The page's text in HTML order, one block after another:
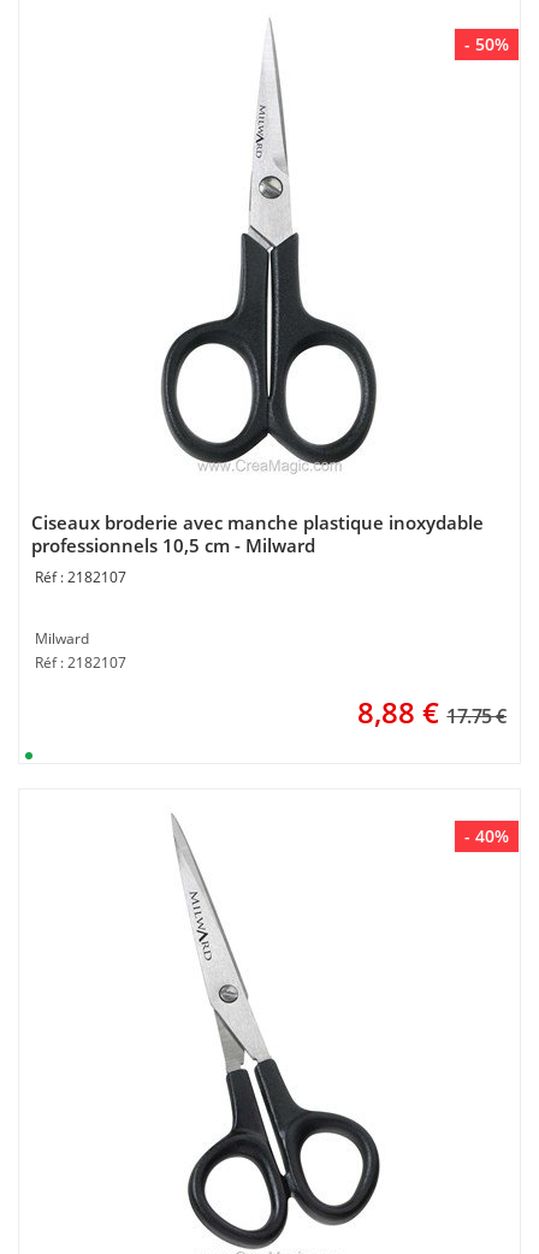
- 50%
Ciseaux broderie avec manche plastique inoxydable
professionnels 10,5 cm - Milward
2182107
Milward
Réf : 2182107
8,88 € 17.75 €
- 40%